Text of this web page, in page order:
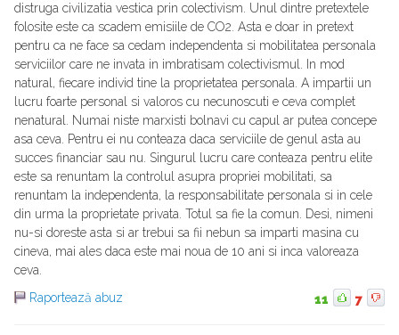
distruga civilizatia vestica prin colectivism. Unul dintre pretextele
folosite este ca scadem emisiile de CO2. Asta e doar in pretext
pentru ca ne face sa cedam independenta si mobilitatea personala
serviciilor care ne invata in imbratisam colectivismul. In mod
natural, fiecare individ tine la proprietatea personala. A impartii un
lucru foarte personal si valoros cu necunoscuti e ceva complet
nenatural. Numai niste marxisti bolnavi cu capul ar putea concepe
asa ceva. Pentru ei nu conteaza daca serviciile de genul asta au
succes financiar sau nu. Singurul lucru care conteaza pentru elite
este sa renuntam la controlul asupra propriei mobilitati, sa
renuntam la independenta, la responsabilitate personala si in cele
din urma la proprietate privata. Totul sa fie la comun. Desi, nimeni
nu-si doreste asta si ar trebui sa fii nebun sa imparti masina cu
cineva, mai ales daca este mai noua de 10 ani si inca valoreaza
ceva.
Raportează abuz
11 7